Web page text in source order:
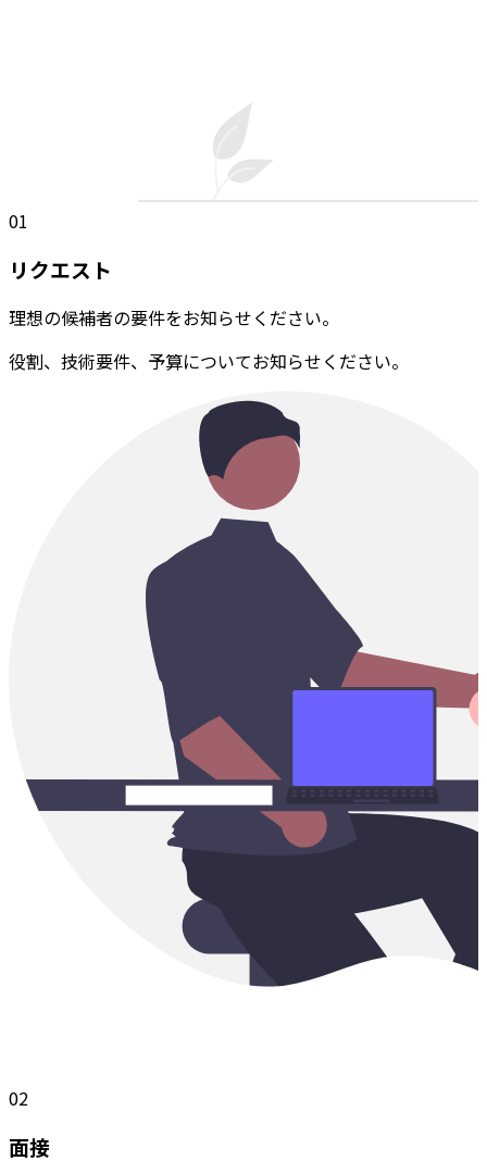
01
リクエスト
理想の候補者の要件をお知らせください。
役割、技術要件、予算についてお知らせください。
02
面接